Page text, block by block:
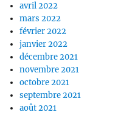
avril 2022
mars 2022
février 2022
janvier 2022
décembre 2021
novembre 2021
octobre 2021
septembre 2021
août 2021